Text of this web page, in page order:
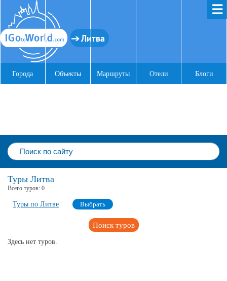
☰
Литва
Города Объекты Маршруты Отели Блоги
Туры Литва
Всего туров: 0
Туры по Литве Выбрать
Поиск туров
Здесь нет туров.